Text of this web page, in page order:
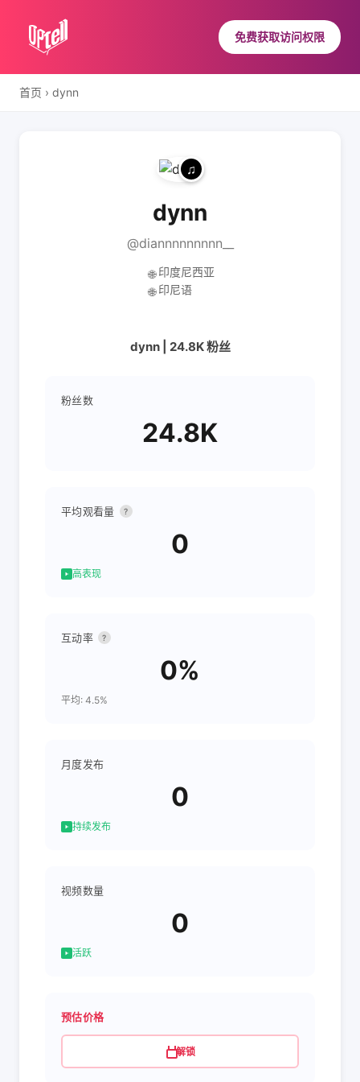
免费获取访问权限
首页 › dynn
dynn
@diannnnnnnnn__
🌐 印度尼西亚
🌐 印尼语
dynn | 24.8K 粉丝
粉丝数
24.8K
平均观看量 ?
0
高表现
互动率 ?
0%
平均: 4.5%
月度发布
0
持续发布
视频数量
0
活跃
预估价格
解锁